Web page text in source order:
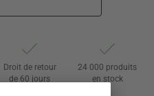
Droit de retour
de 60 jours
24 000 produits
en stock